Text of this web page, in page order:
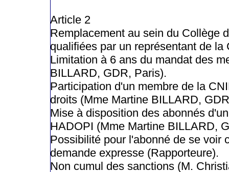
Article 2
Remplacement au sein du Collège
qualifiées par un représentant de
Limitation à 6 ans du mandat des
BILLARD, GDR, Paris).
Participation d'un membre de la
droits (Mme Martine BILLARD,
Mise à disposition des abonnés
HADOPI (Mme Martine BILLARD,
Possibilité pour l'abonné de se voir
demande expresse (Rapporteure).
Non cumul des sanctions (M.